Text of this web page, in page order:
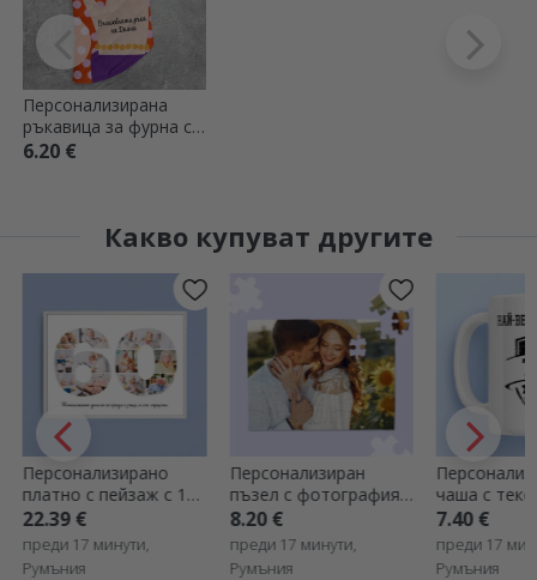
Персонализирана
ръкавица за фурна с
текст - Модел за ръка
6.20 €
Какво купуват другите
Персонализирано
платно с пейзаж с 11
снимки, модел номер
60 и текстово
съобщение
22.39 €
преди 17 минути,
Румъния
Персонализиран
пъзел с фотография
20x15 см
8.20 €
преди 17 минути,
Румъния
чаша с
7.40 €
преди 17
Румъния